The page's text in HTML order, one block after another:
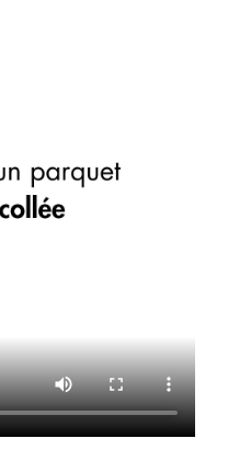
PROJET ?
vous appelle